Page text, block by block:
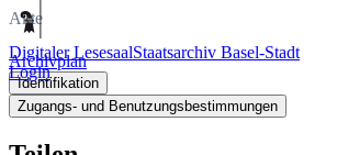
Digitaler LesesaalStaatsarchiv Basel-Stadt
Login
Akte
Archivplan
Identifikation
Zugangs- und Benutzungsbestimmungen